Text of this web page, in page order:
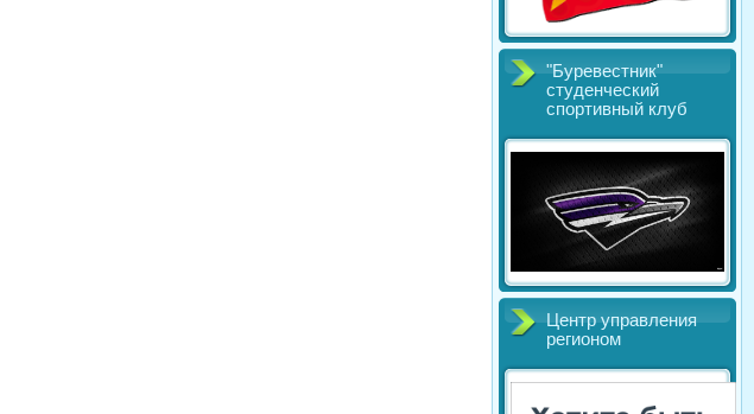
"Буревестник"
студенческий
спортивный клуб
Центр управления
регионом